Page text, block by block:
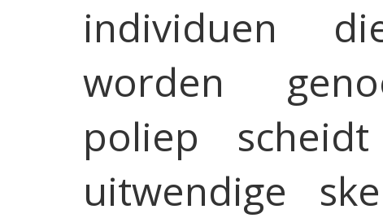
individuen
worden
poliep
uitwendige